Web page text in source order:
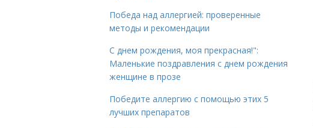
Победа над аллергией: проверенные
методы и рекомендации
С днем рождения, моя прекрасная!":
Маленькие поздравления с днем рождения
женщине в прозе
Победите аллергию с помощью этих 5
лучших препаратов